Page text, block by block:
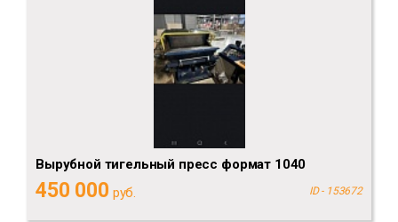
Вырубной тигельный пресс формат 1040
450 000 руб. ID - 153672